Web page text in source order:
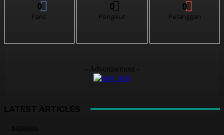
0
Fans
0
Pengikut
0
Pelanggan
- Advertisement -
LATEST ARTICLES